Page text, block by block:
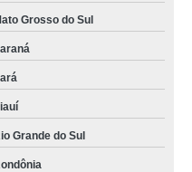
Grosso do Sul
Grande do Sul